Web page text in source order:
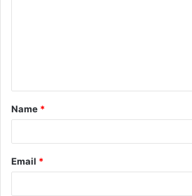
Name *
Email *